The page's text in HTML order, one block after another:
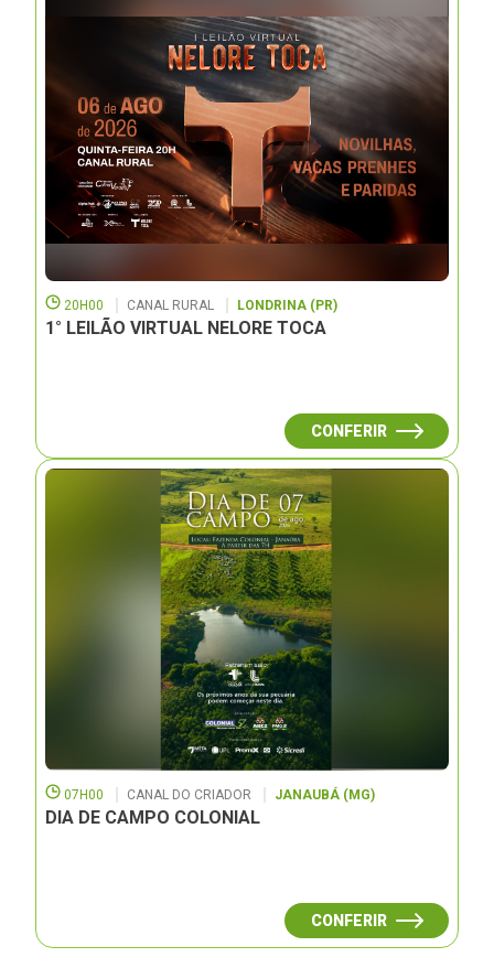
20H00 CANAL RURAL LONDRINA (PR)
1° LEILÃO VIRTUAL NELORE TOCA
CONFERIR
07H00 CANAL DO CRIADOR JANAUBÁ (MG)
DIA DE CAMPO COLONIAL
CONFERIR